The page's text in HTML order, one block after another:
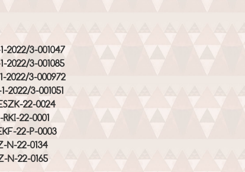
2022/3-001047
2022/3-001085
2022/3-000972
2022/3-001051
22-0024
RKI-22-0001
22-P-0003
N-22-0134
N-22-0165